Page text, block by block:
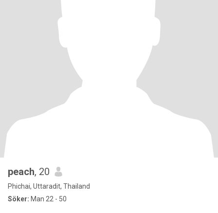
peach, 20
Phichai, Uttaradit, Thailand
Söker: Man 22 - 50